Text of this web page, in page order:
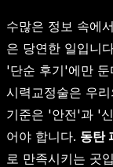
수많은 정보 속에
은 당연한 일입니
'단순 후기'에만
시력교정술은 우
기준은 '안전'과 '
어야 합니다. 동탄
로 만족시키는 곳